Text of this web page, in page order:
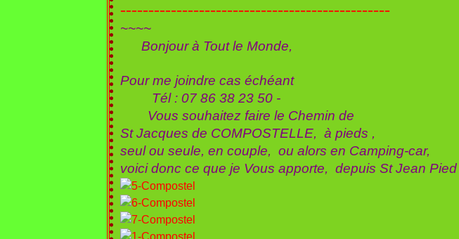
------------------------------------------------
~~~~
Bonjour à Tout le Monde,
Pour me joindre cas échéant
Tél : 07 86 38 23 50 -
Vous souhaitez faire le Chemin de
St Jacques de COMPOSTELLE, à pieds ,
seul ou seule, en couple, ou alors en Camping-car,
voici donc ce que je Vous apporte, depuis St Jean